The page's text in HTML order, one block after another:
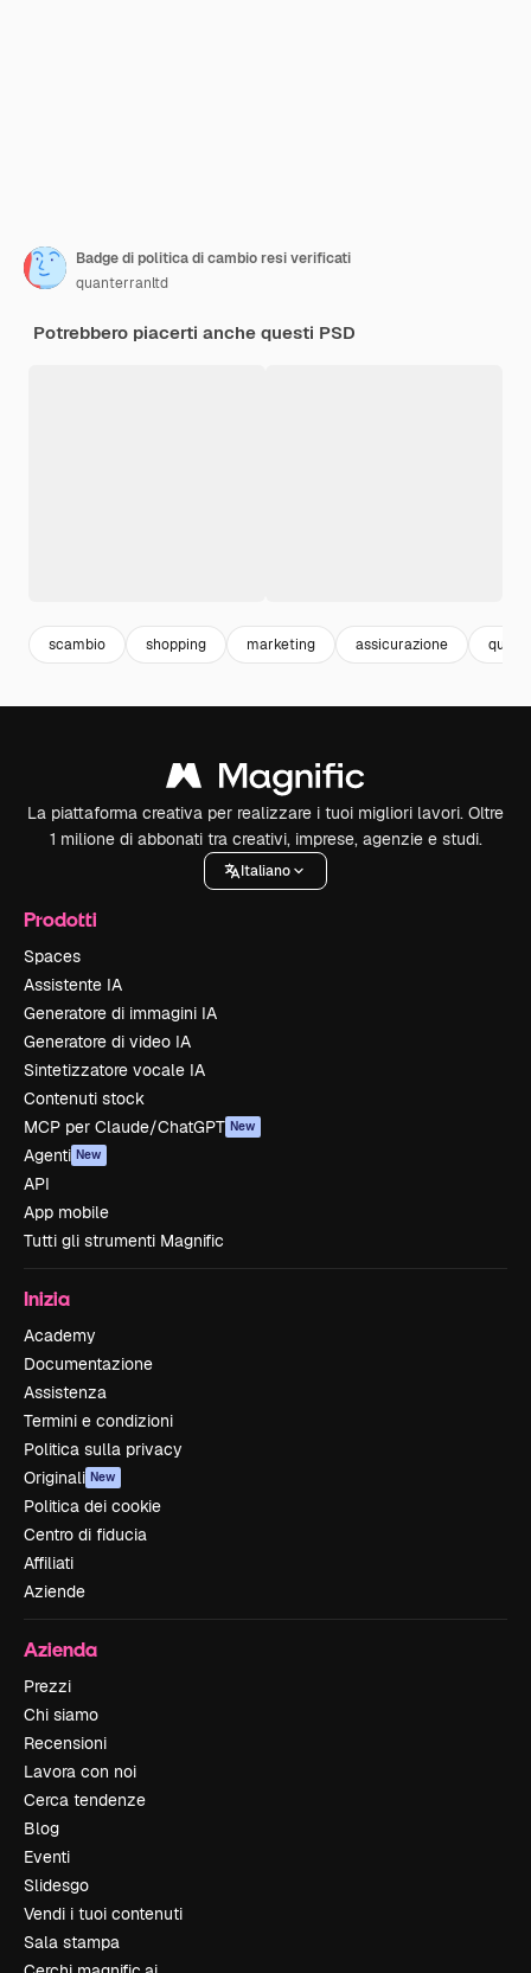
Badge di politica di cambio resi verificati
quanterranltd
Potrebbero piacerti anche questi PSD
scambio shopping marketing assicurazione
La piattaforma creativa per realizzare i tuoi migliori lavori. Oltre
1 milione di abbonati tra creativi, imprese, agenzie e studi.
Italiano
Prodotti
Spaces
Assistente IA
Generatore di immagini IA
Generatore di video IA
Sintetizzatore vocale IA
Contenuti stock
MCP per Claude/ChatGPT New
Agenti New
API
App mobile
Tutti gli strumenti Magnific
Inizia
Academy
Documentazione
Assistenza
Termini e condizioni
Politica sulla privacy
Originali New
Politica dei cookie
Centro di fiducia
Affiliati
Aziende
Azienda
Prezzi
Chi siamo
Recensioni
Lavora con noi
Cerca tendenze
Blog
Eventi
Slidesgo
Vendi i tuoi contenuti
Sala stampa